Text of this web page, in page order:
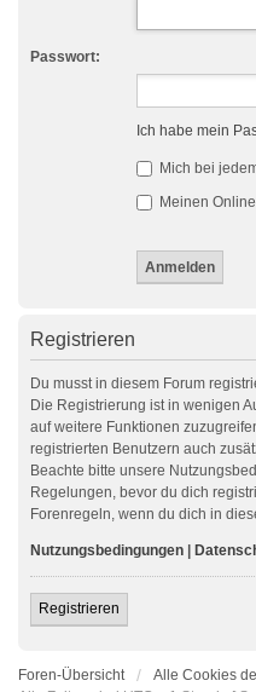
Passwort:
Ich habe mein
Mich bei
Meinen
Registrieren
Du musst in diesem Forum
Die Registrierung ist in wenigen
auf weitere Funktionen
registrierten Benutzern auch
Beachte bitte unsere
Regelungen, bevor du dich
Forenregeln, wenn du dich in
Nutzungsbedingungen
Registrieren
Foren-Übersicht
Alle Cookies